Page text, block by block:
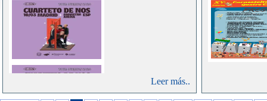
entra en
por el
Leer más..